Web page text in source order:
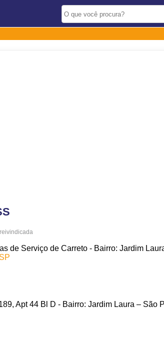
de Serviço de Carreto - Bairro: Jardim
Apt 44 Bl D - Bairro: Jardim Laura – São